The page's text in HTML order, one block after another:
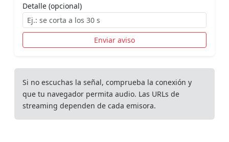
Detalle (opcional)
Enviar aviso
Si no escuchas la señal, comprueba la conexión y
que tu navegador permita audio. Las URLs de
streaming dependen de cada emisora.